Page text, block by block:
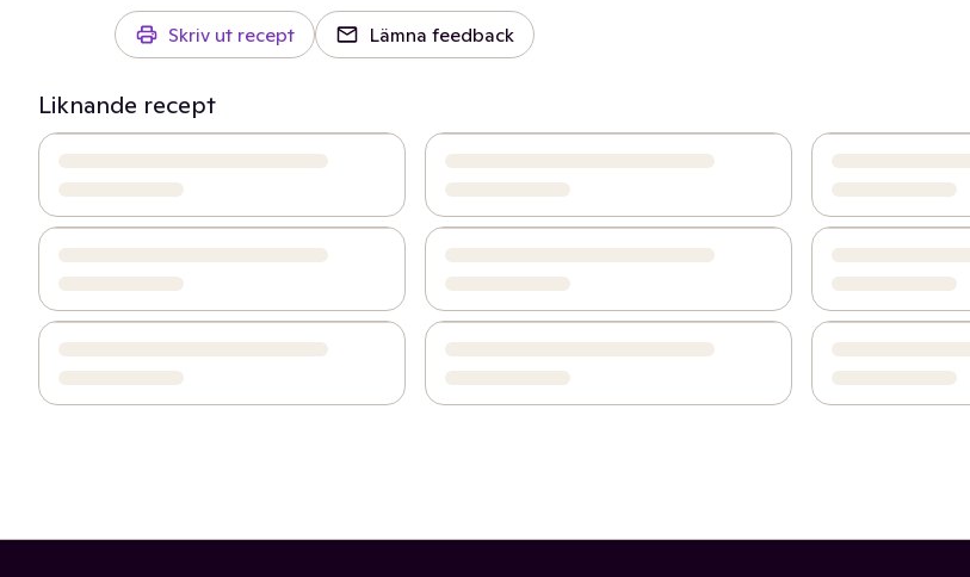
Skriv ut recept Lämna feedback
Liknande recept